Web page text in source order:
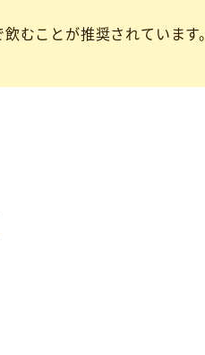
むことが推奨されています。